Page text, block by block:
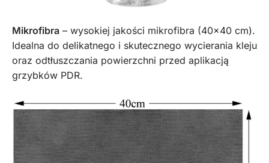
Mikrofibra – wysokiej jakości mikrofibra (40×40 cm).
Idealna do delikatnego i skutecznego wycierania kleju
oraz odtłuszczania powierzchni przed aplikacją
grzybków PDR.